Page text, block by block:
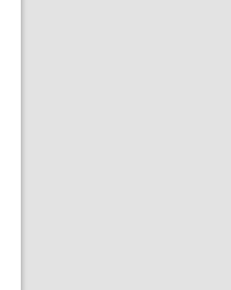
на сечи в сервитути
по въпроси, свързани с
№1126 от 07.12.2023 г.